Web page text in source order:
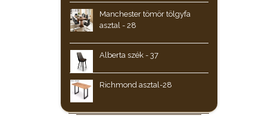
Manchester tömör tölgyfa
asztal - 28
Alberta szék - 37
Richmond asztal-28